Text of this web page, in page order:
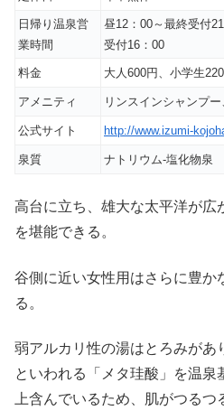
日帰り温泉営
業時間
昼12：00～最終受付
受付16：00
料金 大人600円、小学生
アメニティ リンスインシャンプ
公式サイト http://www.izumi-
泉質 ナトリウム‐塩化物泉
高台に立ち、雄大な太平洋が広
を堪能できる。
谷側に近い女性用はさらに豊か
る。
弱アルカリ性の湯はとろみがあ
といわれる「メタ珪酸」を温泉
上含んでいるため、肌がつるつ